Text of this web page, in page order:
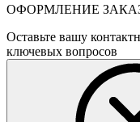
ОФОРМЛЕНИЕ
Оставьте вашу
ключевых вопросов